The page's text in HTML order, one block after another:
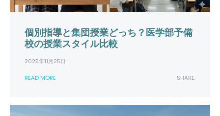
個別指導と集団授業どっち？医学部予備
校の授業スタイル比較
2025年11月25日
READ MORE SHARE: